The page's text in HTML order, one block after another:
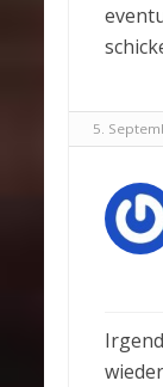
5.